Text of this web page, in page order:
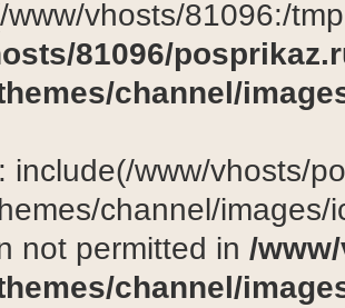
www/vhosts/81096:/
81096/
channel/
: include(/www/vhosts/
channel/
not permitted in /
channel/